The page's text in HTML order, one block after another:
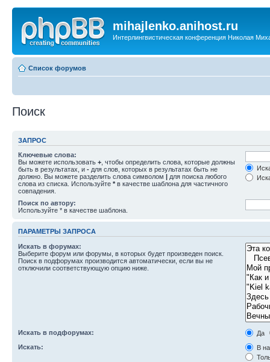
mihajlenko.anihost.ru
Интерлингвистическая конференция Николая
Список форумов
Поиск
ЗАПРОС
Ключевые слова:
Вы можете использовать + , чтобы определить слова, которые должны
быть в результатах, и - для слов, которых в результатах быть не
должно. Вы можете разделить слова символом | для поиска любого
слова из списка. Используйте * в качестве шаблона для частичного
совпадения.
Поиск по автору:
Используйте * в качестве шаблона.
ПАРАМЕТРЫ ЗАПРОСА
Искать в форумах:
Выберите форум или форумы, в которых будет произведен поиск.
Поиск в подфорумах производится автоматически, если вы не
отключили соответствующую опцию ниже.
Искать в подфорумах:
Да
Искать:
В